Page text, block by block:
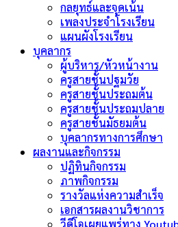
กลยุทธ์และจุดเน้น
เพลงประจำโรงเรียน
แผนผังโรงเรียน
บุคลากร
ผู้บริหาร/หัวหน้างาน
ครูสายชั้นปฐมวัย
ครูสายชั้นประถมต้น
ครูสายชั้นประถมปลาย
ครูสายชั้นมัธยมต้น
บุคลากรทางการศึกษา
ผลงานและกิจกรรม
ปฏิทินกิจกรรม
ภาพกิจกรรม
รางวัลแห่งความสำเร็จ
เอกสารผลงานวิชาการ
วีดีโอเผยแพร่ทาง